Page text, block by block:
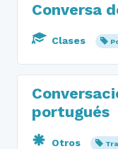
Conversa
Clases
portugués
Otros